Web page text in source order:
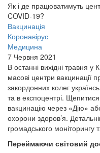
Як і де працюватимуть
COVID-19?
Вакцинація
Коронавірус
Медицина
7 Червня 2021
В останні вихідні травня у
масові центри вакцинації
закордонних колег
та в експоцентрі.
вакцинацію через «Дію»
охорони здоров’я.
громадського моніторингу
Переймаючи світовий